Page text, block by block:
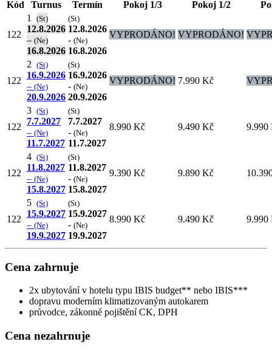
Kód Turnus Termín Pokoj 1/3 Pokoj 1/2
122
1 (St)
12.8.2026
– (Ne)
16.8.2026
(St)
12.8.2026
- (Ne)
16.8.2026
VYPRODÁNO! VYPRODÁNO!
122
2 (St)
16.9.2026
– (Ne)
20.9.2026
(St)
16.9.2026
- (Ne)
20.9.2026
VYPRODÁNO! 7.990 Kč
122
3 (St)
7.7.2027
– (Ne)
11.7.2027
(St)
7.7.2027
- (Ne)
11.7.2027
8.990 Kč 9.490 Kč 9.990
122
4 (St)
11.8.2027
– (Ne)
15.8.2027
(St)
11.8.2027
- (Ne)
15.8.2027
9.390 Kč 9.890 Kč
122
5 (St)
15.9.2027
– (Ne)
19.9.2027
(St)
15.9.2027
- (Ne)
19.9.2027
8.990 Kč 9.490 Kč 9.990
Cena zahrnuje
2x ubytování v hotelu typu IBIS budget** nebo IBIS***
dopravu moderním klimatizovaným autokarem
průvodce, zákonné pojištění CK, DPH
Cena nezahrnuje